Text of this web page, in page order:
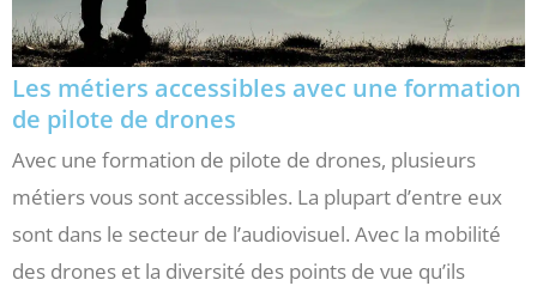
Les métiers accessibles avec une formation
de pilote de drones
Avec une formation de pilote de drones, plusieurs
métiers vous sont accessibles. La plupart d’entre eux
sont dans le secteur de l’audiovisuel. Avec la mobilité
des drones et la diversité des points de vue qu’ils